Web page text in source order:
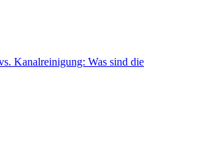
Kanalreinigung: Was sind die